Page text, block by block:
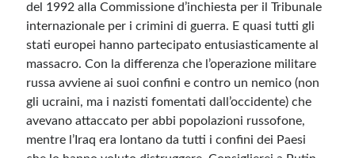
del 1992 alla Commissione d’inchiesta per il Tribunale
internazionale per i crimini di guerra. E quasi tutti gli
stati europei hanno partecipato entusiasticamente al
massacro. Con la differenza che l’operazione militare
russa avviene ai suoi confini e contro un nemico (non
gli ucraini, ma i nazisti fomentati dall’occidente) che
avevano attaccato per abbi popolazioni russofone,
mentre l’Iraq era lontano da tutti i confini dei Paesi